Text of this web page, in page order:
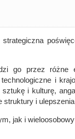
go przez
i
i kulturę,
struktury i
jak i